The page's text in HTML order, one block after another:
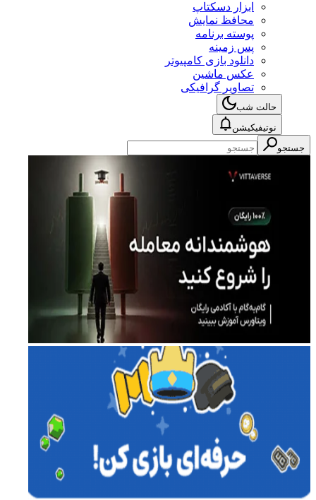
ابزار دسکتاپ
محافظ نمایش
پوسته برنامه
پس زمینه
دانلود بازی کامپیوتر
عکس ماشین
تصاویر گرافیکی
حالت شب
نوتیفیکیشن
جستجو